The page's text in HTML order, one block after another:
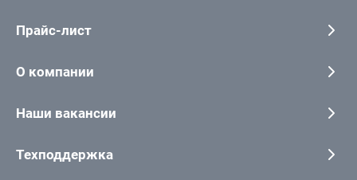
Прайс-лист
О компании
Наши вакансии
Техподдержка